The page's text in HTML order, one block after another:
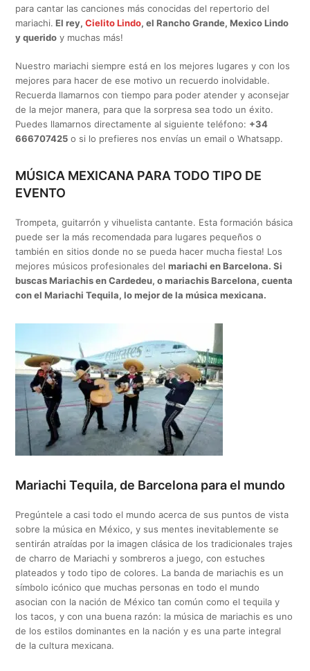
para cantar las canciones más conocidas del repertorio del
mariachi. El rey,Cielito Lindo, el Rancho Grande, Mexico Lindo
y querido y muchas más!
Nuestro mariachi siempre está en los mejores lugares y con los
mejores para hacer de ese motivo un recuerdo inolvidable.
Recuerda llamarnos con tiempo para poder atender y aconsejar
de la mejor manera, para que la sorpresa sea todo un éxito.
Puedes llamarnos directamente al siguiente teléfono: +34
666707425 o si lo prefieres nos envías un email o Whatsapp.
MÚSICA MEXICANA PARA TODO TIPO DE
EVENTO
Trompeta, guitarrón y vihuelista cantante. Esta formación básica
puede ser la más recomendada para lugares pequeños o
también en sitios donde no se pueda hacer mucha fiesta! Los
mejores músicos profesionales delmariachi en Barcelona. Si
buscas Mariachis en Cardedeu, o mariachis Barcelona, cuenta
con el Mariachi Tequila, lo mejor de la música mexicana.
Mariachi Tequila, de Barcelona para el mundo
Pregúntele a casi todo el mundo acerca de sus puntos de vista
sobre la música en México, y sus mentes inevitablemente se
sentirán atraídas por la imagen clásica de los tradicionales trajes
de charro de Mariachi y sombreros a juego, con estuches
plateados y todo tipo de colores. La banda de mariachis es un
símbolo icónico que muchas personas en todo el mundo
asocian con la nación de México tan común como el tequila y
los tacos, y con una buena razón: la música de mariachis es uno
de los estilos dominantes en la nación y es una parte integral
de la cultura mexicana.